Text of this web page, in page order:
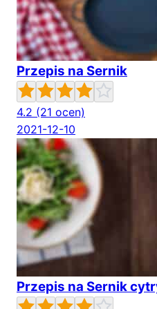
Przepis na Sernik
4.2 (21 ocen)
2021-12-10
Przepis na Sernik